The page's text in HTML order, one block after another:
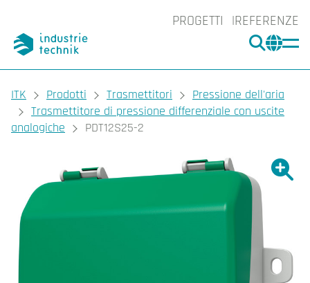
PROGETTI REFERENZE
CERCA
You are here:
ITK Prodotti Trasmettitori
Pressione dell'aria
Trasmettitore di pressione differenziale con uscite
analogiche
PDT12S25-2